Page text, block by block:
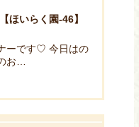
いらく園-46】
ーです♡ 今日はの
お…